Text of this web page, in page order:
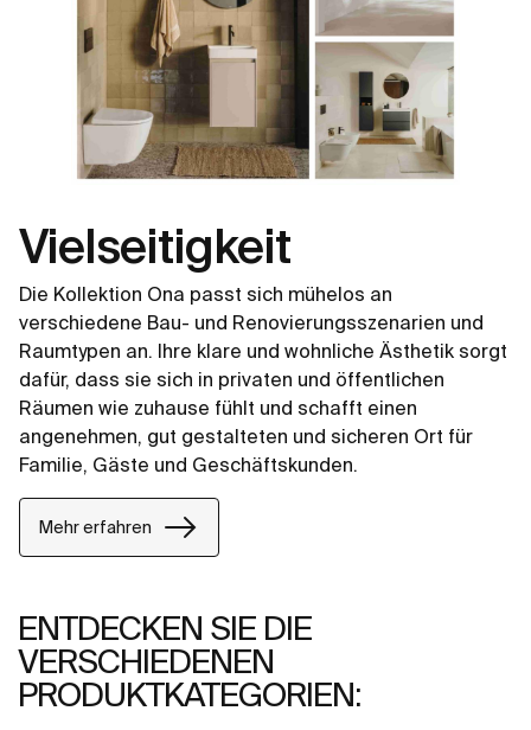
Vielseitigkeit
Die Kollektion Ona passt sich mühelos an
verschiedene Bau- und Renovierungsszenarien und
Raumtypen an. Ihre klare und wohnliche Ästhetik sorgt
dafür, dass sie sich in privaten und öffentlichen
Räumen wie zuhause fühlt und schafft einen
angenehmen, gut gestalteten und sicheren Ort für
Familie, Gäste und Geschäftskunden.
Mehr erfahren
ENTDECKEN SIE DIE
VERSCHIEDENEN
PRODUKTKATEGORIEN: